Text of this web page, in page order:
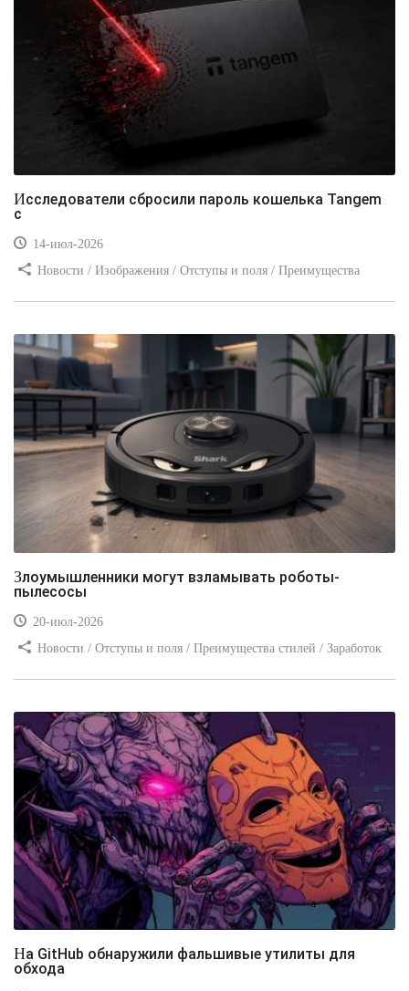
Исследователи сбросили пароль кошелька Tangem
с
14-июл-2026
Новости / Изображения / Отступы и поля / Преимущества
Злоумышленники могут взламывать роботы-
пылесосы
20-июл-2026
Новости / Отступы и поля / Преимущества стилей / Заработок
На GitHub обнаружили фальшивые утилиты для
обхода